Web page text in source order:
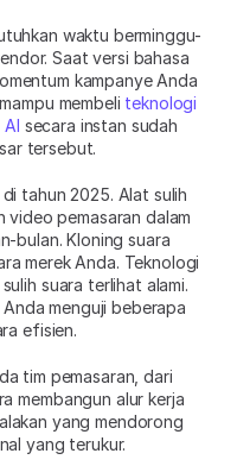
waktu berminggu-
Saat versi bahasa
kampanye Anda
membeli teknologi
secara instan sudah
tersebut.
tahun 2025. Alat sulih
video pemasaran dalam
bulan. Kloning suara
merek Anda. Teknologi
suara terlihat alami.
menguji beberapa
efisien.
tim pemasaran, dari
membangun alur kerja
yang mendorong
yang terukur.